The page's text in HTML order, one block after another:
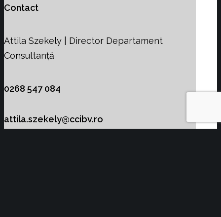
Contact
Attila Szekely | Director Departament
Consultanță
0268 547 084
attila.szekely@ccibv.ro